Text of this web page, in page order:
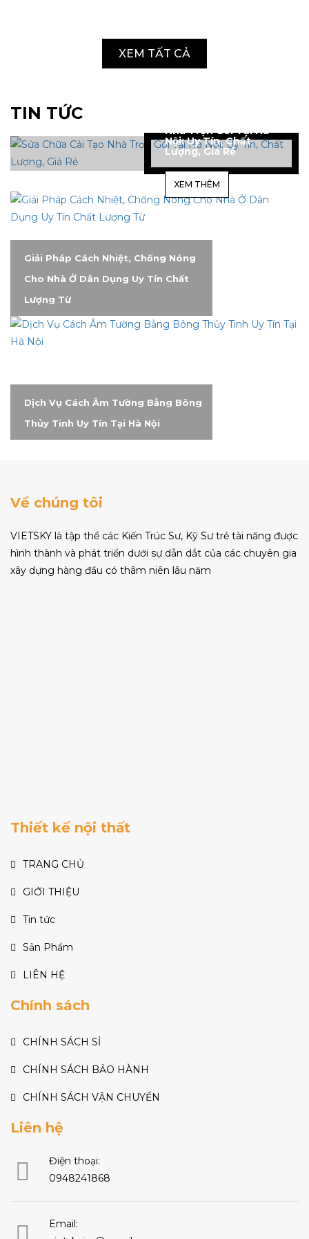
XEM TẤT CẢ
TIN TỨC
Giải Pháp Cách Nhiệt, Chống Nóng
Cho Nhà Ở Dân Dụng Uy Tín Chất
Lượng Từ
Dịch Vụ Cách Âm Tường Bằng Bông
Thủy Tinh Uy Tín Tại Hà Nội
Nhà Trọn Gói Tại Hà
Nội: Uy Tín, Chất
Lượng, Giá Rẻ
XEM THÊM
Về chúng tôi
VIETSKY là tập thể các Kiến Trúc Sư, Kỹ Sư trẻ tài năng được
hình thành và phát triển dưới sự dẫn dắt của các chuyên gia
xây dựng hàng đầu có thâm niên lâu năm
Thiết kế nội thất
TRANG CHỦ
GIỚI THIỆU
Tin tức
Sản Phẩm
LIÊN HỆ
Chính sách
CHÍNH SÁCH SỈ
CHÍNH SÁCH BẢO HÀNH
CHÍNH SÁCH VẬN CHUYỂN
Liên hệ
Điện thoại:
0948241868
Email: